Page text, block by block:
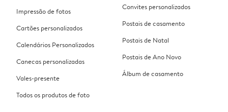
Impressão de fotos
Cartões personalizados
Calendários Personalizados
Canecas personalizadas
Vales-presente
Todos os produtos de foto
Convites personalizados
Postais de casamento
Postais de Natal
Postais de Ano Novo
Álbum de casamento